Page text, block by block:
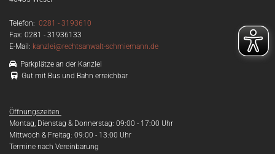
Telefon: 0281 - 3193610
Fax: 0281 - 31936133
E-Mail: kanzlei@rechtsanwalt-schmiemann.de
 Parkplätze an der Kanzlei
 Gut mit Bus und Bahn erreichbar
Öffnungszeiten
Montag, Dienstag & Donnerstag: 09:00 - 17:00 Uhr
Mittwoch & Freitag: 09:00 - 13:00 Uhr
Termine nach Vereinbarung